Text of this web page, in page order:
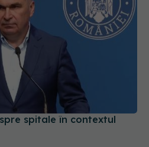
spitale în contextul